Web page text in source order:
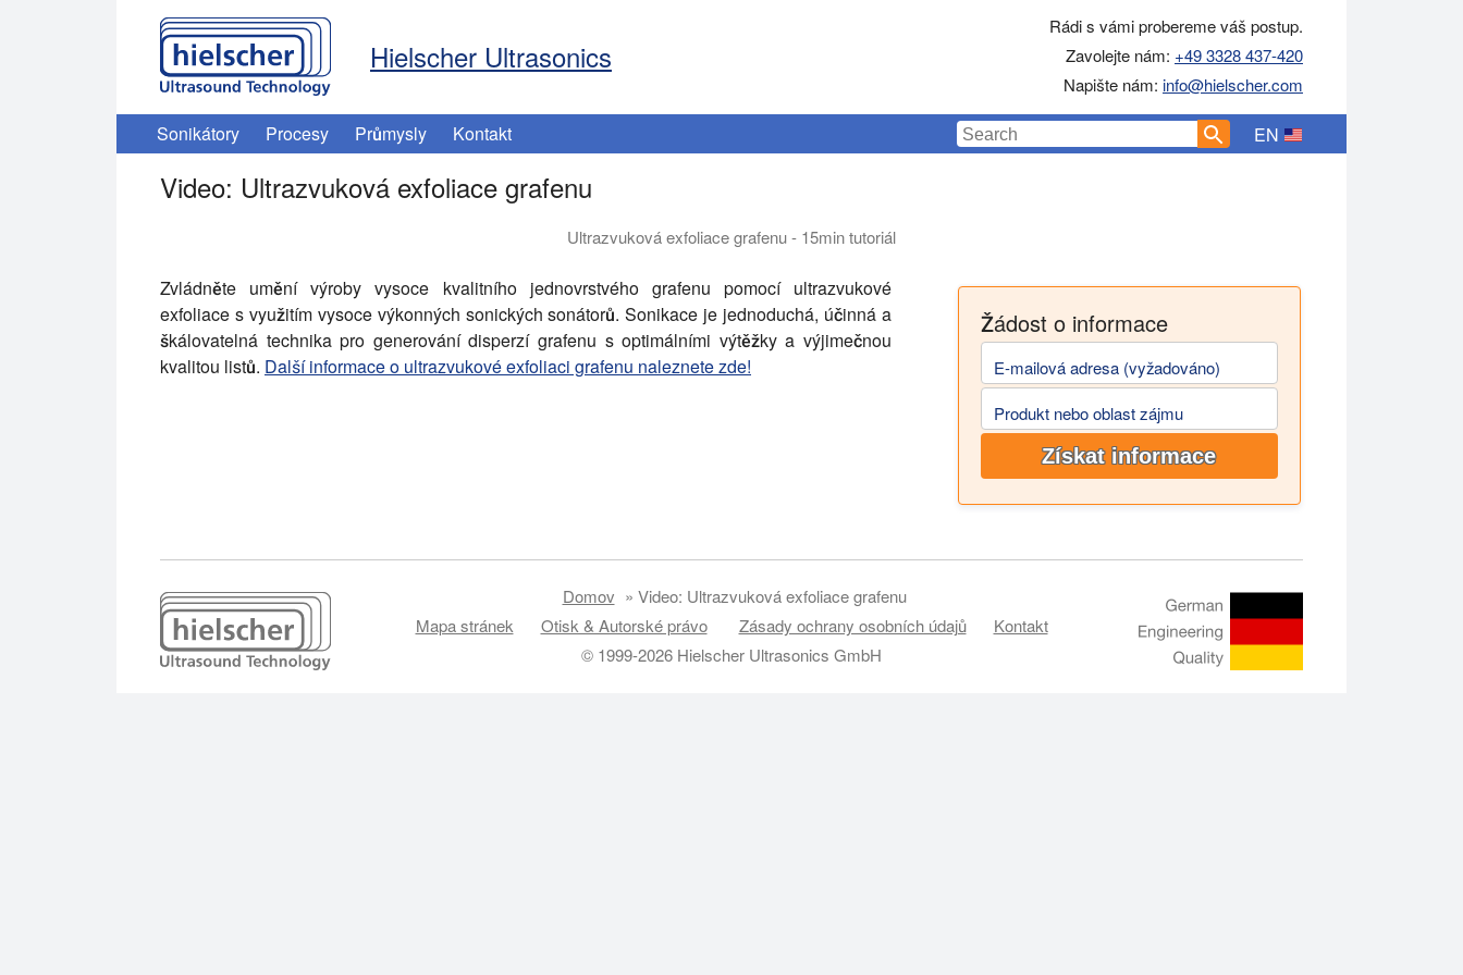
Hielscher Ultrasonics
Rádi s vámi probereme váš postup.
Zavolejte nám: +49 3328 437-420
Napište nám: info@hielscher.com
Sonikátory Procesy Průmysly Kontakt EN
Video: Ultrazvuková exfoliace grafenu
Ultrazvuková exfoliace grafenu - 15min tutoriál
Zvládněte umění výroby vysoce kvalitního jednovrstvého grafenu pomocí ultrazvukové
exfoliace s využitím vysoce výkonných sonických sonátorů. Sonikace je jednoduchá, účinná a
škálovatelná technika pro generování disperzí grafenu s optimálními výtěžky a výjimečnou
kvalitou listů. Další informace o ultrazvukové exfoliaci grafenu naleznete zde!
Žádost o informace
E-mailová adresa (vyžadováno)
Produkt nebo oblast zájmu
Získat informace
Domov » Video: Ultrazvuková exfoliace grafenu
Mapa stránek
Otisk & Autorské právo Zásady ochrany osobních údajů
Kontakt
© 1999-2026 Hielscher Ultrasonics GmbH